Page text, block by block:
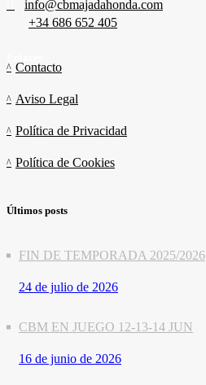
info@cbmajadahonda.com
+34 686 652 405
Contacto
Aviso Legal
Política de Privacidad
Política de Cookies
Últimos posts
FIN DE TEMPORADA 2025/2026
24 de julio de 2026
CBM EN JUEGO 12-13-14 JUN
16 de junio de 2026